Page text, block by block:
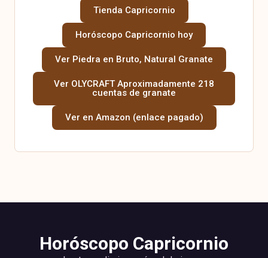
Tienda Capricornio
Horóscopo Capricornio hoy
Ver Piedra en Bruto, Natural Granate
Ver OLYCRAFT Aproximadamente 218
cuentas de granate
Ver en Amazon (enlace pagado)
Horóscopo Capricornio